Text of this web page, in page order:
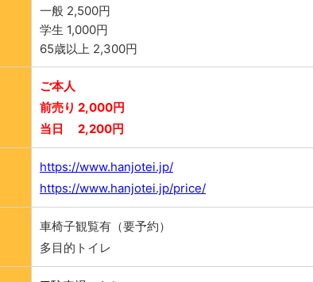
一般 2,500円
学生 1,000円
65歳以上 2,300円
ご本人
前売り 2,000円
当日 2,200円
https://www.hanjotei.jp/
https://www.hanjotei.jp/price/
車椅子観覧有（要予約）
多目的トイレ